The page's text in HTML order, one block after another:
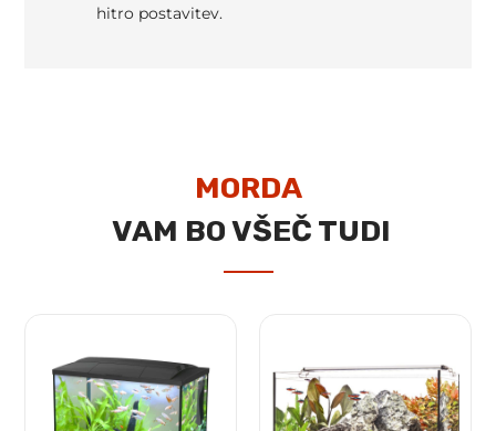
hitro postavitev.
MORDA
VAM BO VŠEČ TUDI